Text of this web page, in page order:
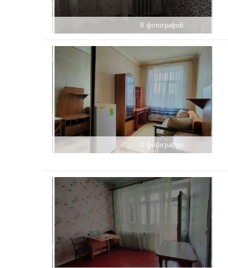
фотографий
8
фотографии
3